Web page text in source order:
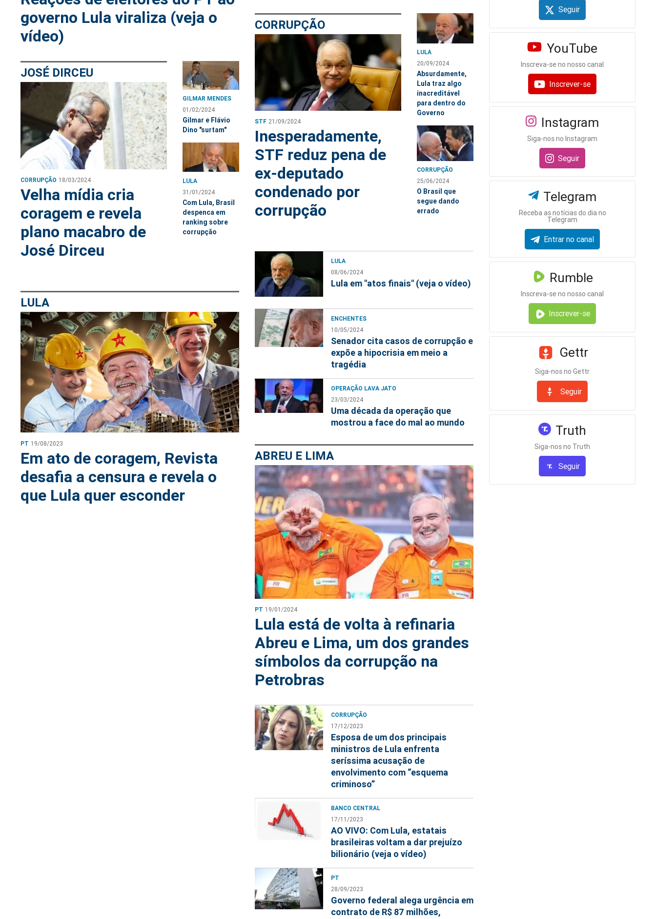
governo Lula viraliza (veja o
vídeo)
JOSÉ DIRCEU
CORRUPÇÃO 18/03/2024
Velha mídia cria
coragem e revela
plano macabro de
José Dirceu
GILMAR MENDES
01/02/2024
Gilmar e Flávio
Dino "surtam"
LULA
31/01/2024
Com Lula, Brasil
despenca em
ranking sobre
corrupção
LULA
PT 19/08/2023
Em ato de coragem, Revista
desafia a censura e revela o
que Lula quer esconder
CORRUPÇÃO
STF 21/09/2024
Inesperadamente,
STF reduz pena de
ex-deputado
condenado por
corrupção
LULA
20/09/2024
Absurdamente,
Lula traz algo
inacreditável
para dentro do
Governo
CORRUPÇÃO
25/06/2024
O Brasil que
segue dando
errado
LULA
08/06/2024
Lula em "atos finais" (veja o vídeo)
ENCHENTES
10/05/2024
Senador cita casos de corrupção e
expõe a hipocrisia em meio a
tragédia
OPERAÇÃO LAVA JATO
23/03/2024
Uma década da operação que
mostrou a face do mal ao mundo
ABREU E LIMA
PT 19/01/2024
Lula está de volta à refinaria
Abreu e Lima, um dos grandes
símbolos da corrupção na
Petrobras
CORRUPÇÃO
17/12/2023
Esposa de um dos principais
ministros de Lula enfrenta
seríssima acusação de
envolvimento com “esquema
criminoso”
BANCO CENTRAL
17/11/2023
AO VIVO: Com Lula, estatais
brasileiras voltam a dar prejuízo
bilionário (veja o vídeo)
PT
28/09/2023
Governo federal alega urgência em
contrato de R$ 87 milhões,
Seguir
YouTube
Inscreva-se no nosso canal
Inscrever-se
Instagram
Siga-nos no Instagram
Seguir
Telegram
Receba as notícias do dia no
Telegram
Entrar no canal
Rumble
Inscreva-se no nosso canal
Inscrever-se
Gettr
Siga-nos no Gettr
Seguir
Truth
Siga-nos no Truth
Seguir